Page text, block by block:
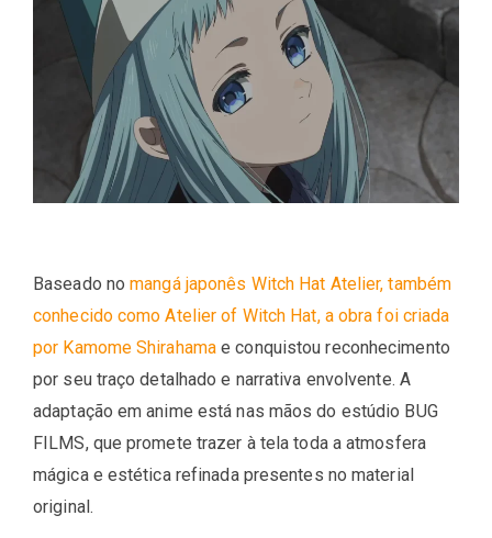
Baseado nomangá japonês Witch Hat Atelier, também
conhecido como Atelier of Witch Hat, a obra foi criada
por Kamome Shirahama e conquistou reconhecimento
por seu traço detalhado e narrativa envolvente. A
adaptação em anime está nas mãos do estúdio BUG
FILMS, que promete trazer à tela toda a atmosfera
mágica e estética refinada presentes no material
original.